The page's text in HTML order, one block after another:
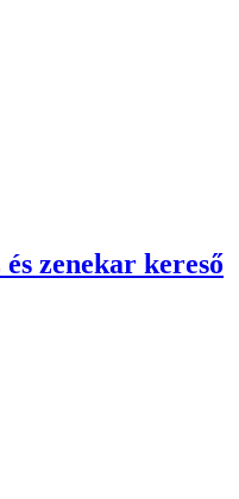
zenekar kereső